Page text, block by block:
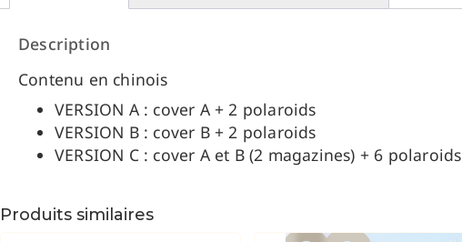
Description
Contenu en chinois
VERSION A : cover A + 2 polaroids
VERSION B : cover B + 2 polaroids
VERSION C : cover A et B (2 magazines) + 6 polaroids
Produits similaires